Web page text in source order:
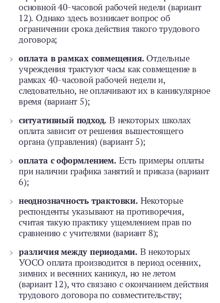
основной 40‑часовой рабочей недели (вариант
12). Однако здесь возникает вопрос об
ограничении срока действия такого трудового
договора;
оплата в рамках совмещения. Отдельные
учреждения трактуют часы как совмещение в
рамках 40‑часовой рабочей недели и,
следовательно, не оплачивают их в каникулярное
время (вариант 5);
ситуативный подход. В некоторых школах
оплата зависит от решения вышестоящего
органа (управления) (вариант 5);
оплата с оформлением. Есть примеры оплаты
при наличии графика занятий и приказа (вариант
6);
неоднозначность трактовки. Некоторые
респонденты указывают на противоречия,
считая такую практику ущемлением прав по
сравнению с учителями (вариант 8);
различия между периодами. В некоторых
УОСО оплата производится в период осенних,
зимних и весенних каникул, но не летом
(вариант 12), что связано с окончанием действия
трудового договора по совместительству;